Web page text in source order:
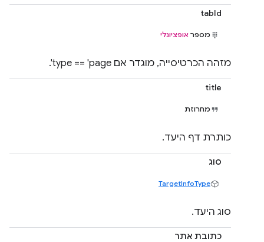
tabId
מספר אופציונלי
מזהה הכרטיסייה, מוגדר אם type == 'page'.
title
מחרוזת
כותרת דף היעד.
סוג
TargetInfoType
סוג היעד.
כתובת אתר